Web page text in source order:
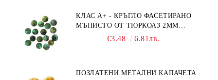
КЛАС А+ - КРЪГЛО ФАСЕТИРАНО
МЪНИСТО ОТ ТЮРКОАЗ 2ММ
€3.48 6.81лв.
ПОЗЛАТЕНИ МЕТАЛНИ КАПАЧЕТА